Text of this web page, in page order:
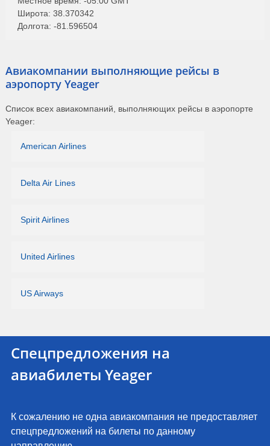
Широта: 38.370342
Долгота: -81.596504
Авиакомпании выполняющие рейсы в
аэропорту Yeager
Список всех авиакомпаний, выполняющих рейсы в аэропорте
Yeager:
American Airlines
Delta Air Lines
Spirit Airlines
United Airlines
US Airways
Спецпредложения на
авиабилеты Yeager
К сожалению не одна авиакомпания не предоставляет
спецпредложений на билеты по данному